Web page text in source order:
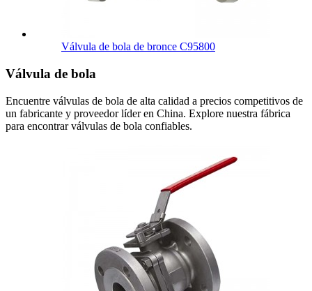
Válvula de bola de bronce C95800
Válvula de bola
Encuentre válvulas de bola de alta calidad a precios competitivos de
un fabricante y proveedor líder en China. Explore nuestra fábrica
para encontrar válvulas de bola confiables.